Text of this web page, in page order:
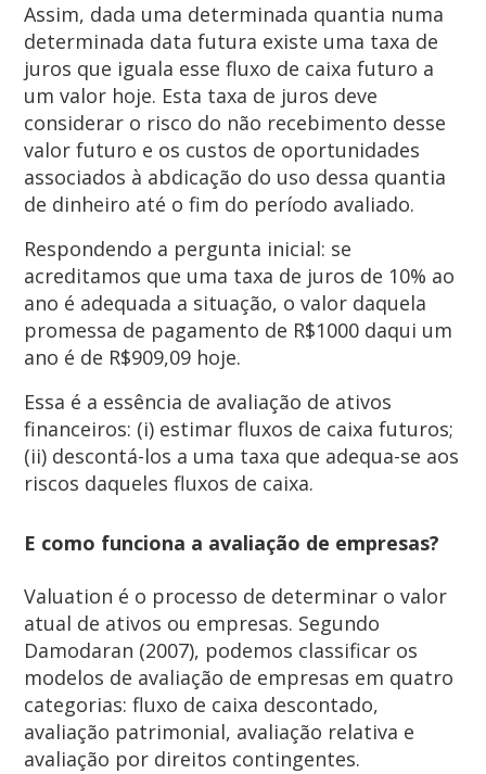
Assim, dada uma determinada quantia numa
determinada data futura existe uma taxa de
juros que iguala esse fluxo de caixa futuro a
um valor hoje. Esta taxa de juros deve
considerar o risco do não recebimento desse
valor futuro e os custos de oportunidades
associados à abdicação do uso dessa quantia
de dinheiro até o fim do período avaliado.
Respondendo a pergunta inicial: se
acreditamos que uma taxa de juros de 10% ao
ano é adequada a situação, o valor daquela
promessa de pagamento de R$1000 daqui um
ano é de R$909,09 hoje.
Essa é a essência de avaliação de ativos
financeiros: (i) estimar fluxos de caixa futuros;
(ii) descontá-los a uma taxa que adequa-se aos
riscos daqueles fluxos de caixa.
E como funciona a avaliação de empresas?
Valuation é o processo de determinar o valor
atual de ativos ou empresas. Segundo
Damodaran (2007), podemos classificar os
modelos de avaliação de empresas em quatro
categorias: fluxo de caixa descontado,
avaliação patrimonial, avaliação relativa e
avaliação por direitos contingentes.